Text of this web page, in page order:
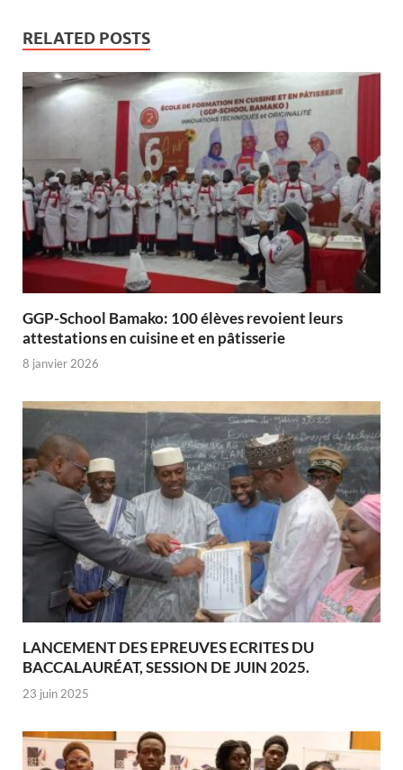
RELATED POSTS
GGP-School Bamako: 100 élèves revoient leurs
attestations en cuisine et en pâtisserie
8 janvier 2026
LANCEMENT DES EPREUVES ECRITES DU
BACCALAURÉAT, SESSION DE JUIN 2025.
23 juin 2025